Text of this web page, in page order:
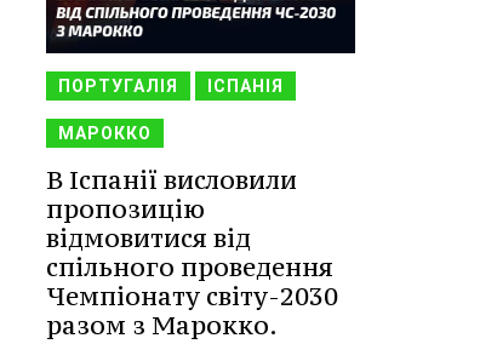
ПОРТУГАЛІЯ ІСПАНІЯ
МАРОККО
В Іспанії висловили
пропозицію
відмовитися від
спільного проведення
Чемпіонату світу-2030
разом з Марокко.